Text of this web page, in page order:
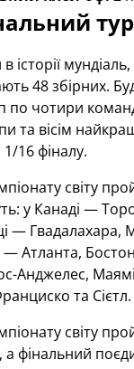
мундіаль,
48 збірних.
по чотири
та вісім
16 фіналу.
світу
у Канаді —
— Гвадалахара,
Атланта,
Анджелес,
та Сієтл.
світу
а фінальний